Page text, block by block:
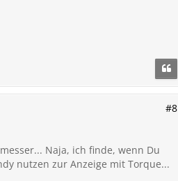
#8
Naja, ich finde, wenn Du
nutzen zur Anzeige mit Torque...